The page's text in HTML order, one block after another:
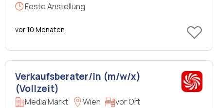
Feste Anstellung
vor 10 Monaten
Verkaufsberater/in (m/w/x)
(Vollzeit)
Media Markt Wien
vor Ort